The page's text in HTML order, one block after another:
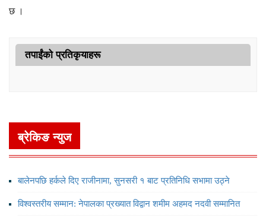
छ ।
तपाईंको प्रतिकृयाहरू
ब्रेकिङ न्युज
बालेनपछि हर्कले दिए राजीनामा, सुनसरी १ बाट प्रतिनिधि सभामा उठ्ने
विश्वस्तरीय सम्मान: नेपालका प्रख्यात विद्वान शमीम अहमद नदवी सम्मानित